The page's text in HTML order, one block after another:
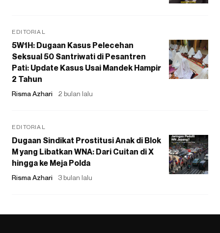
EDITORIAL
5W1H: Dugaan Kasus Pelecehan
Seksual 50 Santriwati di Pesantren
Pati: Update Kasus Usai Mandek Hampir
2 Tahun
Risma Azhari 2 bulan lalu
EDITORIAL
Dugaan Sindikat Prostitusi Anak di Blok
M yang Libatkan WNA: Dari Cuitan di X
hingga ke Meja Polda
Risma Azhari 3 bulan lalu